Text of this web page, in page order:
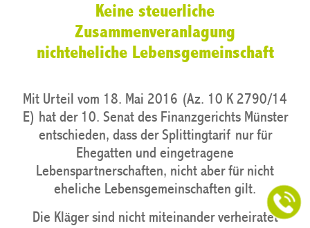
Keine steuerliche
Zusammenveranlagung
nichteheliche Lebensgemeinschaft
Mit Urteil vom 18. Mai 2016 (Az. 10 K 2790/14
E) hat der 10. Senat des Finanzgerichts Münster
entschieden, dass der Splittingtarif nur für
Ehegatten und eingetragene
Lebenspartnerschaften, nicht aber für nicht
eheliche Lebensgemeinschaften gilt.
Die Kläger sind nicht miteinander verheiratet